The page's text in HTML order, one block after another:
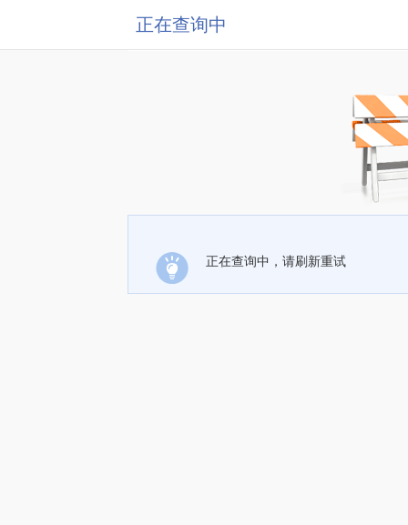
正在查询中
正在查询中，请刷新重试